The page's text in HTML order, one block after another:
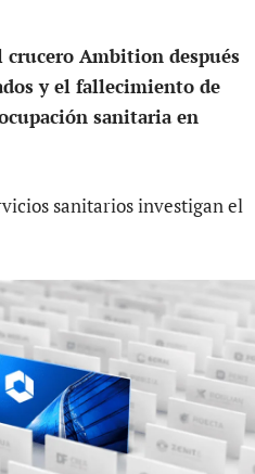
crucero Ambition después
y el fallecimiento de
sanitaria en
sanitarios investigan el